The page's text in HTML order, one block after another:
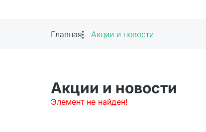
Главная Акции и новости
Акции и новости
Элемент не найден!